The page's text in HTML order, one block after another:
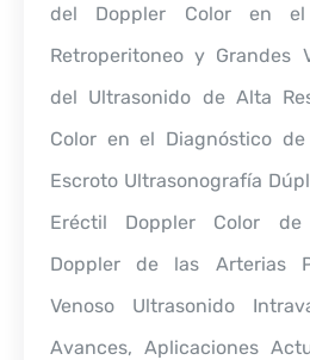
del Doppler Color en el
Retroperitoneo y Grandes
del Ultrasonido de Alta
Color en el Diagnóstico
Escroto Ultrasonografía
Eréctil Doppler Color de
Doppler de las Arterias
Venoso Ultrasonido
Avances, Aplicaciones